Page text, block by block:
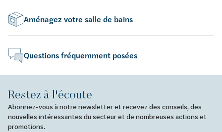
Aménagez votre salle de bains
Questions fréquemment posées
Restez à l'écoute
Abonnez-vous à notre newsletter et recevez des conseils, des
nouvelles intéressantes du secteur et de nombreuses actions et
promotions.